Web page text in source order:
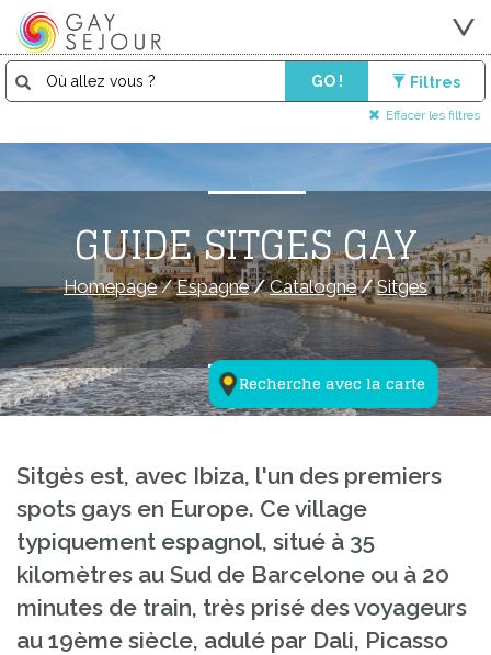
GO ! Filtres
Effacer les filtres
Recherche avec la carte
GUIDE SITGES GAY
Homepage/Espagne/Catalogne/Sitges
Sitgès est, avec Ibiza, l'un des premiers
spots gays en Europe. Ce village
typiquement espagnol, situé à 35
kilomètres au Sud de Barcelone ou à 20
minutes de train, très prisé des voyageurs
au 19ème siècle, adulé par Dali, Picasso